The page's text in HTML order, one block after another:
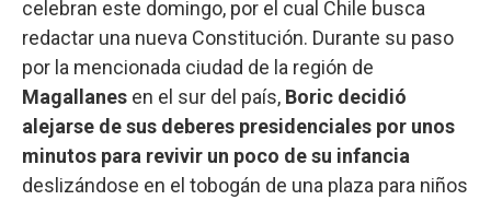
celebran este domingo, por el cual Chile busca
redactar una nueva Constitución. Durante su paso
por la mencionada ciudad de la región de
Magallanes en el sur del país, Boric decidió
alejarse de sus deberes presidenciales por unos
minutos para revivir un poco de su infancia
deslizándose en el tobogán de una plaza para niños